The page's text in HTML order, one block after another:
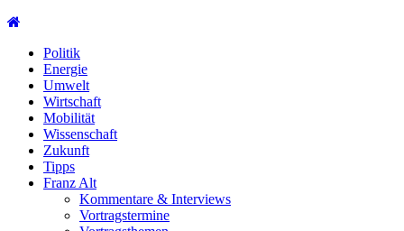
Politik
Energie
Umwelt
Wirtschaft
Mobilität
Wissenschaft
Zukunft
Tipps
Franz Alt
Kommentare & Interviews
Vortragstermine